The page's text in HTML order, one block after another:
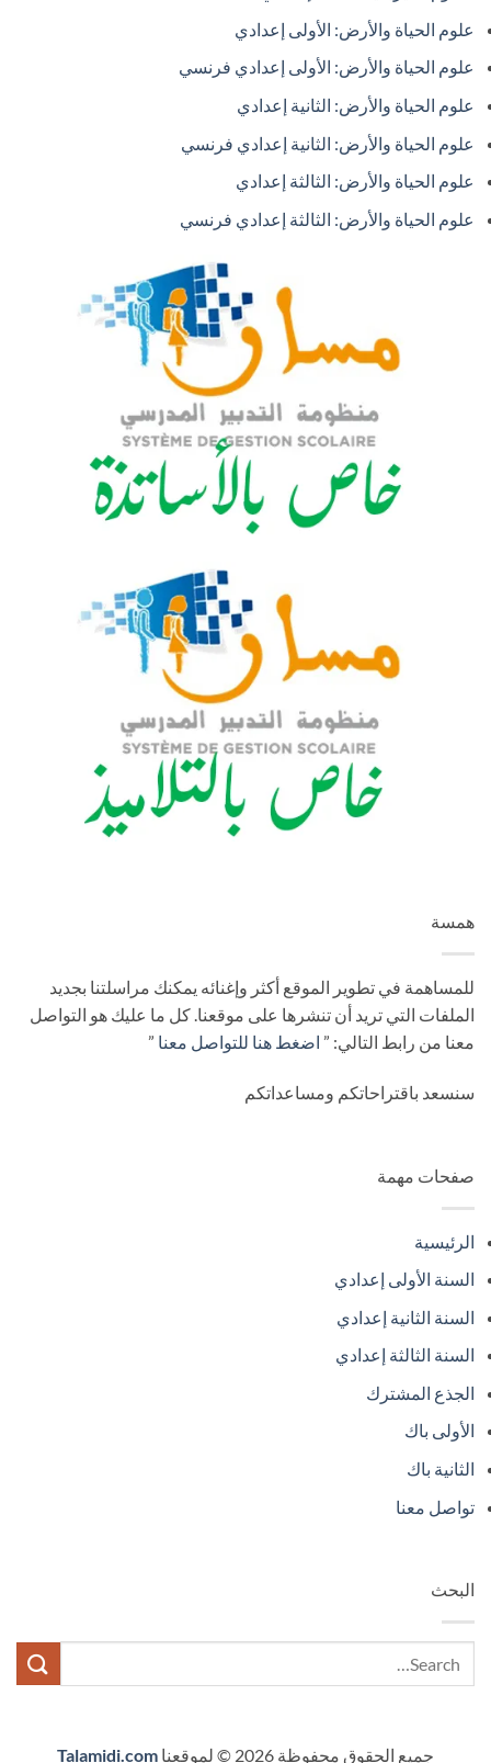
علوم الحياة والأرض: الأولى إعدادي
علوم الحياة والأرض: الأولى إعدادي فرنسي
علوم الحياة والأرض: الثانية إعدادي
علوم الحياة والأرض: الثانية إعدادي فرنسي
علوم الحياة والأرض: الثالثة إعدادي
علوم الحياة والأرض: الثالثة إعدادي فرنسي
همسة
للمساهمة في تطوير الموقع أكثر وإغنائه يمكنك مراسلتنا بجديد
الملفات التي تريد أن تنشرها على موقعنا. كل ما عليك هو التواصل
معنا من رابط التالي: ” اضغط هنا للتواصل معنا ”
سنسعد باقتراحاتكم ومساعداتكم
صفحات مهمة
الرئيسية
السنة الأولى إعدادي
السنة الثانية إعدادي
السنة الثالثة إعدادي
الجذع المشترك
الأولى باك
الثانية باك
تواصل معنا
البحث
جميع الحقوق محفوظة 2026 © لموقعنا Talamidi.com